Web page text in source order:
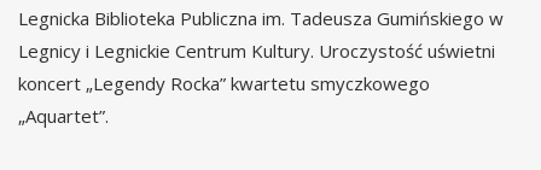
Legnicka Biblioteka Publiczna im. Tadeusza Gumińskiego w
Legnicy i Legnickie Centrum Kultury. Uroczystość uświetni
koncert „Legendy Rocka” kwartetu smyczkowego
„Aquartet”.